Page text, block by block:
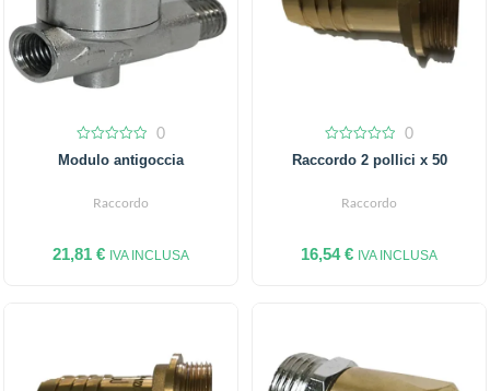
out
0
Modulo antigoccia
Raccordo
21,81 € IVA INCLUSA
out
0
Raccordo 2 pollici x 50
Raccordo
16,54€ IVA INCLUSA